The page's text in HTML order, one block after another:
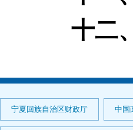
十二
宁夏回族自治区财政厅 中国